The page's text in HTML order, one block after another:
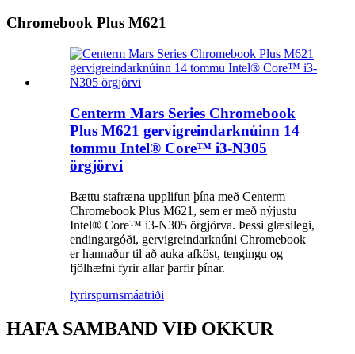
Chromebook Plus M621
Centerm Mars Series Chromebook
Plus M621 gervigreindarknúinn 14
tommu Intel® Core™ i3-N305
örgjörvi
Bættu stafræna upplifun þína með Centerm
Chromebook Plus M621, sem er með nýjustu
Intel® Core™ i3-N305 örgjörva. Þessi glæsilegi,
endingargóði, gervigreindarknúni Chromebook
er hannaður til að auka afköst, tengingu og
fjölhæfni fyrir allar þarfir þínar.
fyrirspurnsmáatriði
HAFA SAMBAND VIÐ OKKUR